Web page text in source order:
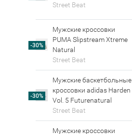
Street Beat
-30%
Мужские кроссовки
PUMA Slipstream Xtreme
Natural
Street Beat
-30%
Мужские баскетбольные
кроссовки adidas Harden
Vol. 5 Futurenatural
Street Beat
Мужские кроссовки